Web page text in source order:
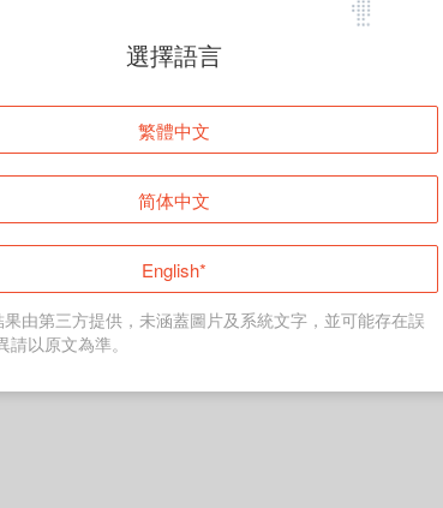
頁面無法顯示
登入
返回首頁
選擇語言
繁體中文
简体中文
English*
由第三方提供，未涵蓋圖片及系統文字，並可能存在誤
請以原文為準。